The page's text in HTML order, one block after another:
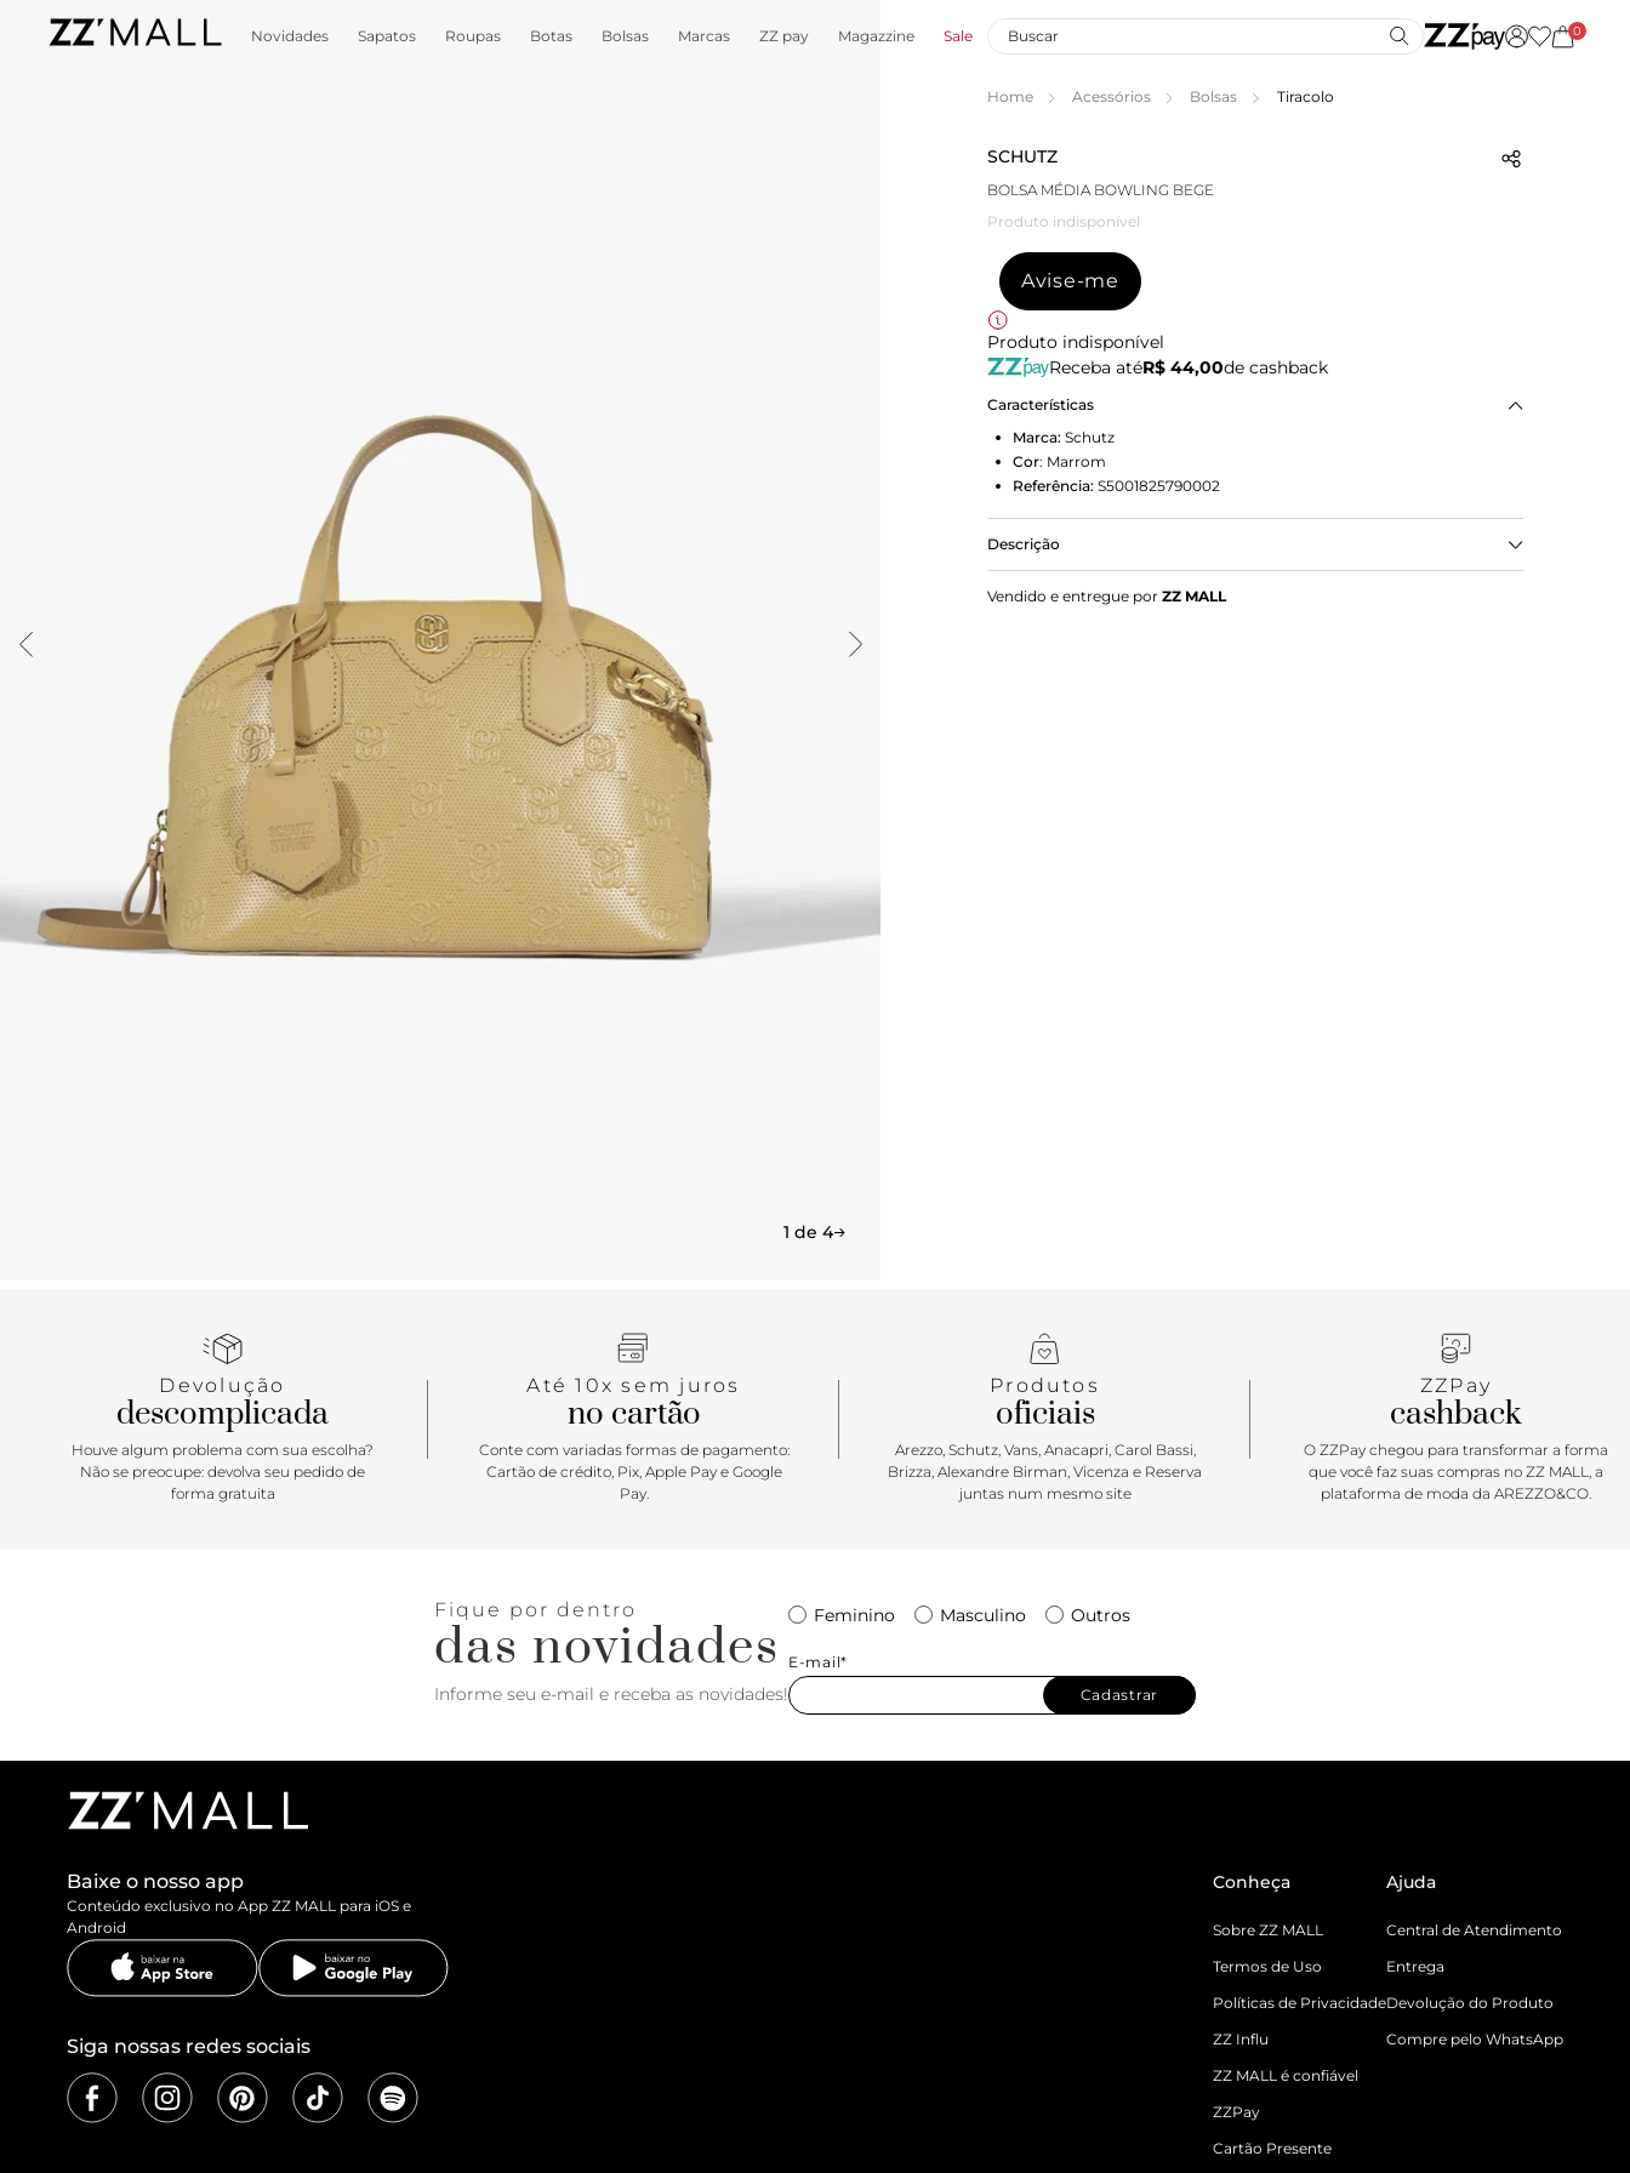
Novidades Sapatos Roupas Botas Bolsas Marcas ZZ pay Magazzine Sale 0
1 de 4
Home Acessórios Bolsas Tiracolo
SCHUTZ
BOLSA MÉDIA BOWLING BEGE
Produto indisponível
Avise-me
Produto indisponível
Receba atéR$ 44,00de cashback
Características
Marca: Schutz
Cor: Marrom
Referência: S5001825790002
Descrição
ENVIAR Bolsa MÃ©dia Bowling Bege
Vendido e entregue por ZZ MALL
Devolução
descomplicada
Houve algum problema com sua escolha?
Não se preocupe: devolva seu pedido de
forma gratuita
Até 10x sem juros
no cartão
Conte com variadas formas de pagamento:
Cartão de crédito, Pix, Apple Pay e Google
Pay.
Produtos
oficiais
Arezzo, Schutz, Vans, Anacapri, Carol Bassi,
Brizza, Alexandre Birman, Vicenza e Reserva
juntas num mesmo site
ZZPay
cashback
O ZZPay chegou para transformar a forma
que você faz suas compras no ZZ MALL, a
plataforma de moda da AREZZO&CO.
Fique por dentro
das novidades
Informe seu e-mail e receba as novidades!
Feminino Masculino Outros
E-mail*
Cadastrar
Baixe o nosso app
Conteúdo exclusivo no App ZZ MALL para iOS e
Android
Siga nossas redes sociais
Conheça
Sobre ZZ MALL
Termos de Uso
Políticas de Privacidade
ZZ Influ
ZZ MALL é confiável
ZZPay
Cartão Presente
Ajuda
Central de Atendimento
Entrega
Devolução do Produto
Compre pelo WhatsApp